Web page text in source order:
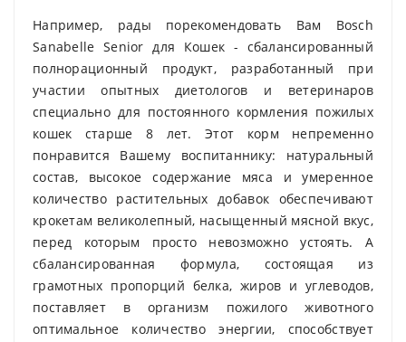
Например, рады порекомендовать Вам Bosch
Sanabelle Senior для Кошек - сбалансированный
полнорационный продукт, разработанный при
участии опытных диетологов и ветеринаров
специально для постоянного кормления пожилых
кошек старше 8 лет. Этот корм непременно
понравится Вашему воспитаннику: натуральный
состав, высокое содержание мяса и умеренное
количество растительных добавок обеспечивают
крокетам великолепный, насыщенный мясной вкус,
перед которым просто невозможно устоять. А
сбалансированная формула, состоящая из
грамотных пропорций белка, жиров и углеводов,
поставляет в организм пожилого животного
оптимальное количество энергии, способствует